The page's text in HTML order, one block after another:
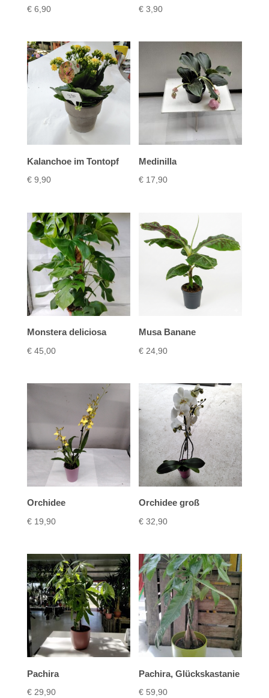
€6,90 € 3,90
Kalanchoe im Tontopf
€9,90
Medinilla
€ 17,90
Monstera deliciosa
€45,00
Musa Banane
€ 24,90
Orchidee
€19,90
Orchidee groß
€ 32,90
Pachira
€29,90
Pachira, Glückskastanie
€ 59,90